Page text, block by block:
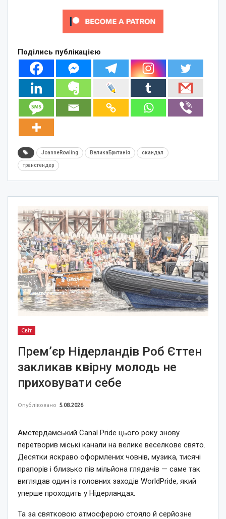
Поділись публікацією
JoanneRowling ВеликаБританія скандал
трансгендер
Світ
Прем’єр Нідерландів Роб Єттен
закликав квірну молодь не
приховувати себе
Опубліковано 5.08.2026
Амстердамський Canal Pride цього року знову
перетворив міські канали на велике веселкове свято.
Десятки яскраво оформлених човнів, музика, тисячі
прапорів і близько пів мільйона глядачів — саме так
виглядав один із головних заходів WorldPride, який
уперше проходить у Нідерландах.
Та за святковою атмосферою стояло й серйозне